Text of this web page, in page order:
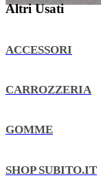
Altri Usati
ACCESSORI
CARROZZERIA
GOMME
SHOP SUBITO.IT